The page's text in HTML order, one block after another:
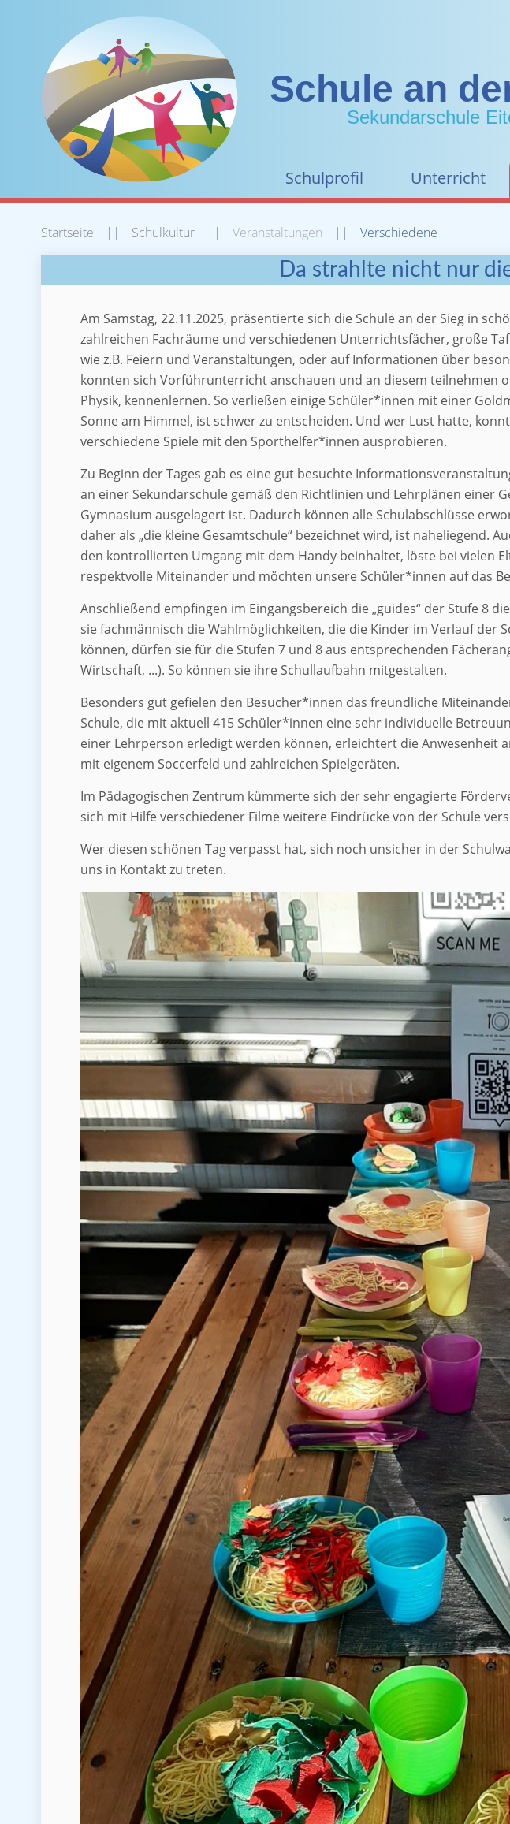
Schule an
Sekundarschule
Schulprofil Unterricht
Startseite Schulkultur Veranstaltungen Verschiedene
Da strahlte nicht nur
Am Samstag, 22.11.2025, präsentierte sich die Schule an der Sieg in
zahlreichen Fachräume und verschiedenen Unterrichtsfächer, große
wie z.B. Feiern und Veranstaltungen, oder auf Informationen über
konnten sich Vorführunterricht anschauen und an diesem teilnehmen
Physik, kennenlernen. So verließen einige Schüler*innen mit einer
Sonne am Himmel, ist schwer zu entscheiden. Und wer Lust hatte,
verschiedene Spiele mit den Sporthelfer*innen ausprobieren.
Zu Beginn der Tages gab es eine gut besuchte
an einer Sekundarschule gemäß den Richtlinien und Lehrplänen einer
Gymnasium ausgelagert ist. Dadurch können alle Schulabschlüsse
daher als „die kleine Gesamtschule“ bezeichnet wird, ist naheliegend.
den kontrollierten Umgang mit dem Handy beinhaltet, löste bei vielen
respektvolle Miteinander und möchten unsere Schüler*innen auf das
Anschließend empfingen im Eingangsbereich die „guides“ der Stufe 8
sie fachmännisch die Wahlmöglichkeiten, die die Kinder im Verlauf
können, dürfen sie für die Stufen 7 und 8 aus entsprechenden
Wirtschaft, ...). So können sie ihre Schullaufbahn mitgestalten.
Besonders gut gefielen den Besucher*innen das freundliche
Schule, die mit aktuell 415 Schüler*innen eine sehr individuelle
einer Lehrperson erledigt werden können, erleichtert die Anwesenheit
mit eigenem Soccerfeld und zahlreichen Spielgeräten.
Im Pädagogischen Zentrum kümmerte sich der sehr engagierte
sich mit Hilfe verschiedener Filme weitere Eindrücke von der Schule
Wer diesen schönen Tag verpasst hat, sich noch unsicher in der
uns in Kontakt zu treten.